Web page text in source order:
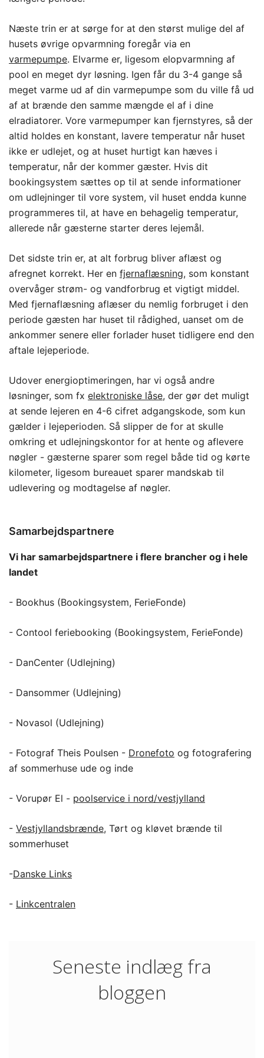
Næste trin er at sørge for at den størst mulige del af
husets øvrige opvarmning foregår via en
varmepumpe. Elvarme er, ligesom elopvarmning af
pool en meget dyr løsning. Igen får du 3-4 gange så
meget varme ud af din varmepumpe som du ville få ud
af at brænde den samme mængde el af i dine
elradiatorer. Vore varmepumper kan fjernstyres, så der
altid holdes en konstant, lavere temperatur når huset
ikke er udlejet, og at huset hurtigt kan hæves i
temperatur, når der kommer gæster. Hvis dit
bookingsystem sættes op til at sende informationer
om udlejninger til vore system, vil huset endda kunne
programmeres til, at have en behagelig temperatur,
allerede når gæsterne starter deres lejemål.
Det sidste trin er, at alt forbrug bliver aflæst og
afregnet korrekt. Her en fjernaflæsning, som konstant
overvåger strøm- og vandforbrug et vigtigt middel.
Med fjernaflæsning aflæser du nemlig forbruget i den
periode gæsten har huset til rådighed, uanset om de
ankommer senere eller forlader huset tidligere end den
aftale lejeperiode.
Udover energioptimeringen, har vi også andre
løsninger, som fx elektroniske låse, der gør det muligt
at sende lejeren en 4-6 cifret adgangskode, som kun
gælder i lejeperioden. Så slipper de for at skulle
omkring et udlejningskontor for at hente og aflevere
nøgler - gæsterne sparer som regel både tid og kørte
kilometer, ligesom bureauet sparer mandskab til
udlevering og modtagelse af nøgler.
Samarbejdspartnere
Vi har samarbejdspartnere i flere brancher og i hele
landet
- Bookhus (Bookingsystem, FerieFonde)
- Contool feriebooking (Bookingsystem, FerieFonde)
- DanCenter (Udlejning)
- Dansommer (Udlejning)
- Novasol (Udlejning)
- Fotograf Theis Poulsen - Dronefoto og fotografering
af sommerhuse ude og inde
- Vorupør El - poolservice i nord/vestjylland
- Vestjyllandsbrænde, Tørt og kløvet brænde til
sommerhuset
-Danske Links
- Linkcentralen
Seneste indlæg fra
bloggen